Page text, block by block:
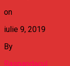
on
iulie 9, 2019
By
Raspandacul